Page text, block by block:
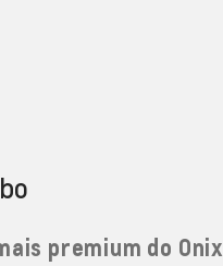
premium do Onix